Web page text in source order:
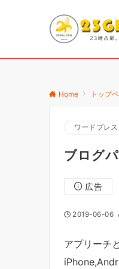
Home トップ
ワードプレス
ブログ
広告
2019-06-06
アプリーチ